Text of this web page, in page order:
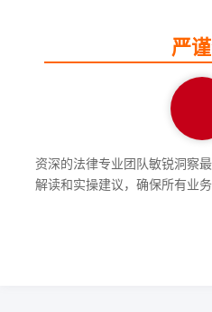
严
资深的法律专业团队敏锐洞察
解读和实操建议，确保所有业